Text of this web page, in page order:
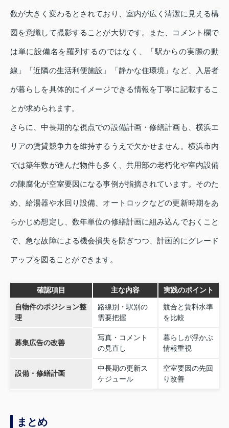
数が大きく変わるとされており、室内が広く清潔に見える構
図を意識して撮影することが大切です。また、コメント欄で
は単に設備名を羅列するのではなく、「駅からの実際の動
線」「近隣の生活利便施設」「静かな住環境」など、入居者
が暮らしを具体的にイメージできる情報を丁寧に記載するこ
とが求められます。
さらに、中長期的な視点での設備計画・修繕計画も、横浜エ
リアの賃貸競争力を維持するうえで欠かせません。横浜市内
では築年数が進んだ物件も多く、共用部の老朽化や室内設備
の陳腐化が空室要因になる事例が指摘されています。そのた
め、給湯器や水回り設備、オートロックなどの更新時期をあ
らかじめ想定し、数年単位の修繕計画に組み込んでおくこと
で、急な故障による機会損失を防ぎつつ、計画的にグレード
アップを図ることができます。
確認項目 主な内容 実践のポイント
自物件のポジション整
理
路線別・駅別の
需要把握
競合と賃料水準
を比較
募集広告の改善
写真・コメント
の見直し
暮らしが浮かぶ
情報重視
設備・修繕計画
中長期の更新ス
ケジュール
空室要因の先回
り改善
まとめ